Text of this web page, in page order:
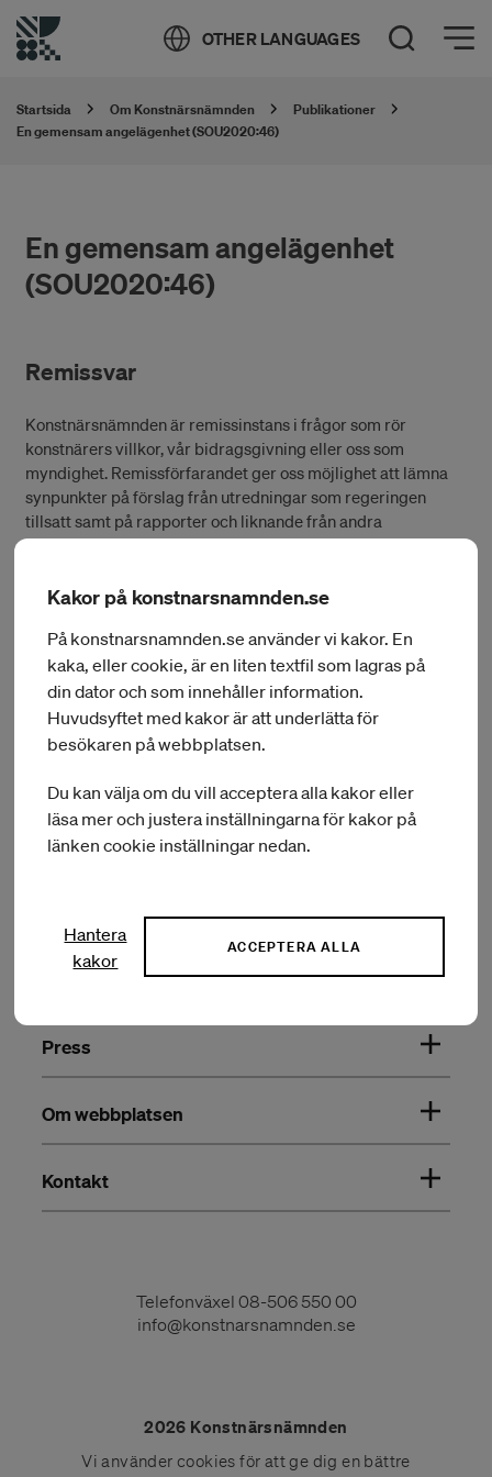
OTHER LANGUAGES Öppna sök
Öppna meny
Startsida Om Konstnärsnämnden
Publikationer
En gemensam angelägenhet (SOU2020:46)
En gemensam angelägenhet
(SOU2020:46)
Remissvar
Konstnärsnämnden är remissinstans i frågor som rör
konstnärers villkor, vår bidragsgivning eller oss som
myndighet. Remissförfarandet ger oss möjlighet att lämna
synpunkter på förslag från utredningar som regeringen
tillsatt samt på rapporter och liknande från andra
myndigheter.
Konstnärsnämndens remissvar – En
gemensam angelägenhet (SOU
2020:46)
PDF
222 KB
Om Konstnärsnämnden
Press
Om webbplatsen
Kontakt
Telefonväxel 08-506 550 00
info@konstnarsnamnden.se
2026 Konstnärsnämnden
Vi använder cookies för att ge dig en bättre
Kakor på konstnarsnamnden.se
På konstnarsnamnden.se använder vi kakor. En
kaka, eller cookie, är en liten textfil som lagras på
din dator och som innehåller information.
Huvudsyftet med kakor är att underlätta för
besökaren på webbplatsen.
Du kan välja om du vill acceptera alla kakor eller
läsa mer och justera inställningarna för kakor på
länken cookie inställningar nedan.
Hantera
kakor
ACCEPTERA ALLA